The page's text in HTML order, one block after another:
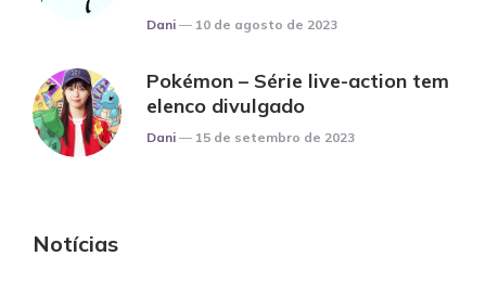
Posted
Dani 10 de agosto de 2023
Pokémon – Série live-action tem
elenco divulgado
Posted
Dani 15 de setembro de 2023
Notícias